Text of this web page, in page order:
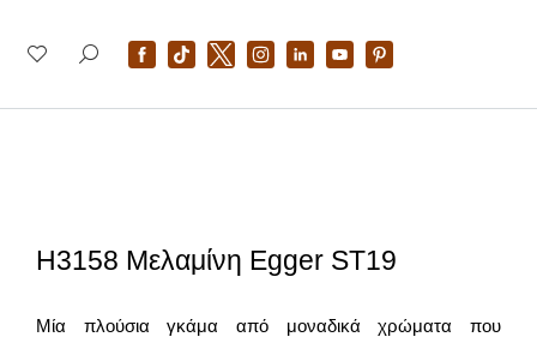
H3158 Μελαμίνη Egger ST19
Μία πλούσια γκάμα από μοναδικά χρώματα που